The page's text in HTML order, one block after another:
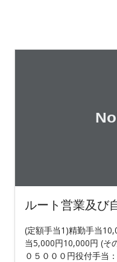
ルート営業及び
(定額手当1)精勤手当
当5,000円10,000円 (そ
０５０００円役付手当